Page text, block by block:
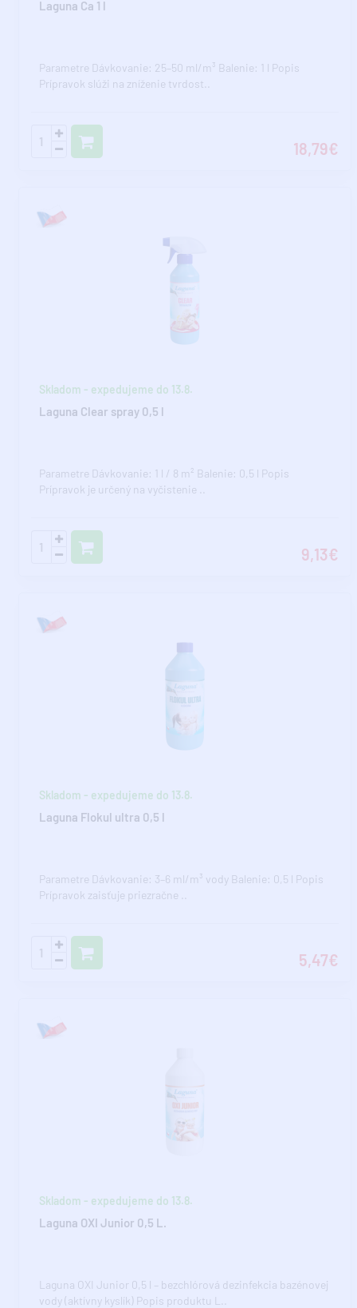
Laguna Ca 1 l
Parametre Dávkovanie: 25–50 ml/m³ Balenie: 1 l Popis
Prípravok slúži na zníženie tvrdost..
18,79€
Skladom - expedujeme do 13.8.
Laguna Clear spray 0,5 l
Parametre Dávkovanie: 1 l / 8 m² Balenie: 0,5 l Popis
Prípravok je určený na vyčistenie ..
9,13€
Skladom - expedujeme do 13.8.
Laguna Flokul ultra 0,5 l
Parametre Dávkovanie: 3–6 ml/m³ vody Balenie: 0,5 l Popis
Prípravok zaisťuje priezračne ..
5,47€
Skladom - expedujeme do 13.8.
Laguna OXI Junior 0,5 L.
Laguna OXI Junior 0,5 l – bezchlórová dezinfekcia bazénovej
vody (aktívny kyslík) Popis produktu L..